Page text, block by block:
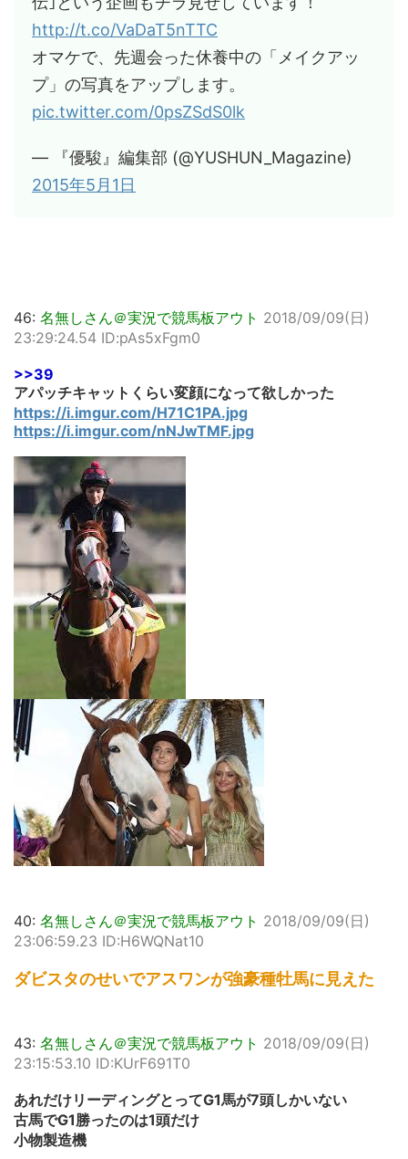
http://t.co/VaDaT5nTTC
オマケで、先週会った休養中の「メイクアッ
プ」の写真をアップします。
pic.twitter.com/0psZSdS0lk
— 『優駿』編集部 (@YUSHUN_Magazine)
2015年5月1日
46: 名無しさん＠実況で競馬板アウト 2018/09/09(日)
23:29:24.54 ID:pAs5xFgm0
>>39
アパッチキャットくらい変顔になって欲しかった
https://i.imgur.com/H71C1PA.jpg
https://i.imgur.com/nNJwTMF.jpg
40: 名無しさん＠実況で競馬板アウト 2018/09/09(日)
23:06:59.23 ID:H6WQNat10
ダビスタのせいでアスワンが強豪種牡馬に見えた
43: 名無しさん＠実況で競馬板アウト 2018/09/09(日)
23:15:53.10 ID:KUrF691T0
あれだけリーディングとってG1馬が7頭しかいない
古馬でG1勝ったのは1頭だけ
小物製造機